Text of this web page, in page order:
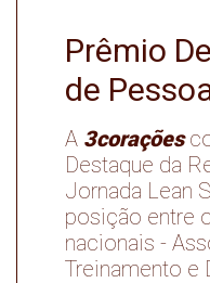
Prêmio
de
A 3corações
Destaque da
Jornada Lean
posição entre
nacionais -
Treinamento e